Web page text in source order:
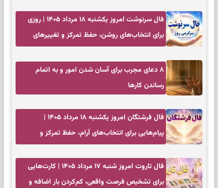
فال سرنوشت امروز یکشنبه ۱۸ مرداد ۱۴۰۵ | روزی
برای انتخاب‌های روشن، حفظ تمرکز و تغییرهای
۸ دعای مجرب برای آسان شدن امور و به اتمام
رساندن کار‌ها
فال فرشتگان امروز یکشنبه ۱۸ مرداد ۱۴۰۵ |
پیام‌هایی برای انتخاب‌های آرام، حفظ تمرکز و
فال تاروت امروز شنبه ۱۷ مرداد ۱۴۰۵ | کارت‌هایی
برای تشخیص فرصت واقعی، کم‌کردن بار اضافه و